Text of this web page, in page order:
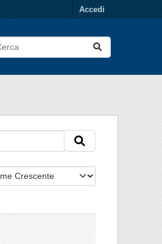
Accedi